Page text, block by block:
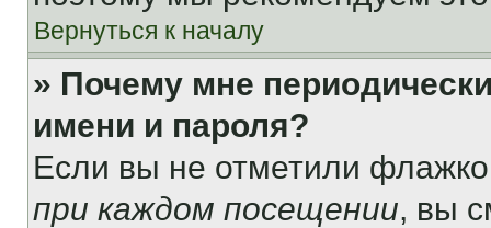
Вернуться к началу
» Почему мне
имени и пароля?
Если вы не отметили
при каждом посещении, вы